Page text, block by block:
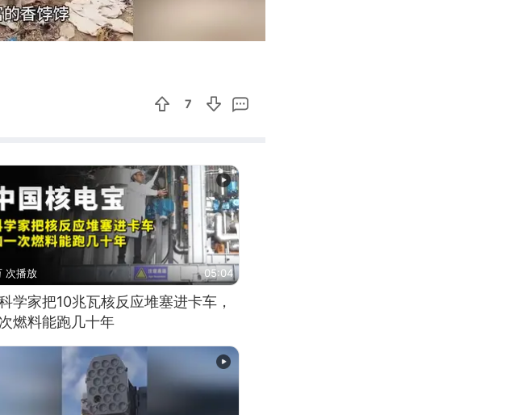
7
次播放 05:04
学家把10兆瓦核反应堆塞进卡车，
燃料能跑几十年